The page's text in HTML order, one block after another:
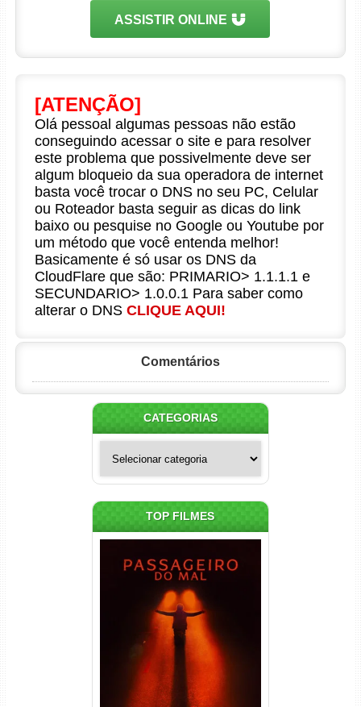
ASSISTIR ONLINE
[ATENÇÃO]
Olá pessoal algumas pessoas não estão
conseguindo acessar o site e para resolver
este problema que possivelmente deve ser
algum bloqueio da sua operadora de internet
basta você trocar o DNS no seu PC, Celular
ou Roteador basta seguir as dicas do link
baixo ou pesquise no Google ou Youtube por
um método que você entenda melhor!
Basicamente é só usar os DNS da
CloudFlare que são: PRIMARIO> 1.1.1.1 e
SECUNDARIO> 1.0.0.1 Para saber como
alterar o DNS CLIQUE AQUI!
Comentários
CATEGORIAS
TOP FILMES
Passageiro do Mal Torrent
(2026) WEB-DL 1080p Dual
Áudio